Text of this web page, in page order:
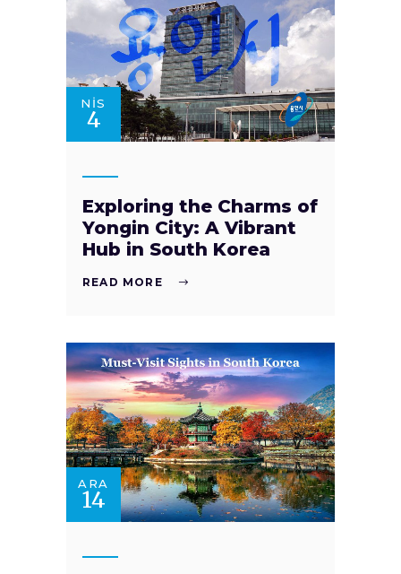
NIS
4
Exploring the Charms of
Yongin City: A Vibrant
Hub in South Korea
READ MORE
ARA
14